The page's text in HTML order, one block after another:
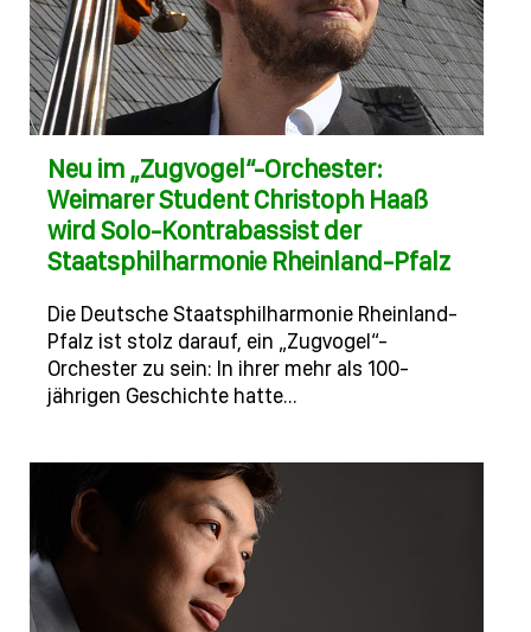
Neu im „Zugvogel“-Orchester:
Weimarer Student Christoph Haaß
wird Solo-Kontrabassist der
Staatsphilharmonie Rheinland-Pfalz
Die Deutsche Staatsphilharmonie Rheinland-
Pfalz ist stolz darauf, ein „Zugvogel“-
Orchester zu sein: In ihrer mehr als 100-
jährigen Geschichte hatte…